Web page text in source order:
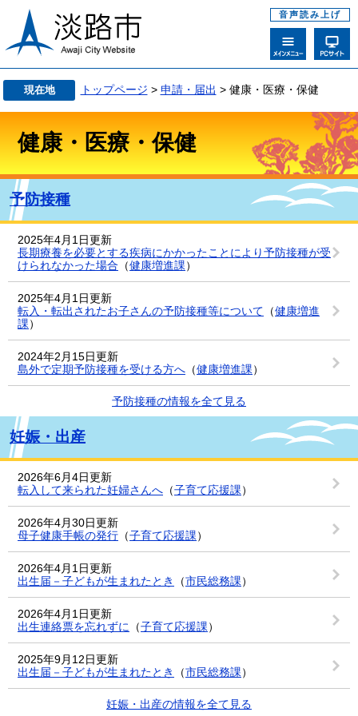
音声読み上げ
現在地 トップページ > 申請・届出 > 健康・医療・保健
健康・医療・保健
予防接種
2025年4月1日更新
長期療養を必要とする疾病にかかったことにより予防接種が受
けられなかった場合 （健康増進課）
2025年4月1日更新
転入・転出されたお子さんの予防接種等について （健康増進
課）
2024年2月15日更新
島外で定期予防接種を受ける方へ （健康増進課）
予防接種の情報を全て見る
妊娠・出産
2026年6月4日更新
転入して来られた妊婦さんへ （子育て応援課）
2026年4月30日更新
母子健康手帳の発行 （子育て応援課）
2026年4月1日更新
出生届－子どもが生まれたとき
（市民総務課）
2026年4月1日更新
出生連絡票を忘れずに
（子育て応援課）
2025年9月12日更新
出生届－子どもが生まれたとき
（市民総務課）
妊娠・出産の情報を全て見る